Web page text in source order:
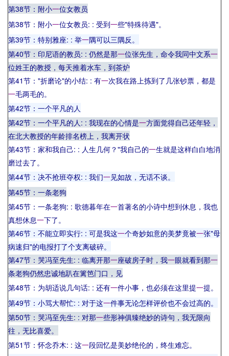
第38节：附小一位女教员
第38节：附小一位女教员: : 受到一些"特殊待遇"。
第39节：特别雅座: : 举一隅可以三隅反。
第40节：印尼语的教员: : 仍然是那一位张先生，命令我同中文系一
位姓王的教授，每天推着水车，到茶炉
第41节："折磨论"的小结: : 有一次我在路上拣到了几张钞票，都是
一毛两毛的。
第42节：一个平凡的人
第42节：一个平凡的人: : 我现在的心情是一方面觉得自己还年轻，
在北大教授的年龄排名榜上，我离开状
第43节：家和我自己: : 人生几何？"我自己的一生就是这样白白地消
磨过去了。
第44节：决不抢班夺权: : 我们一见如故，无话不谈。
第45节：一条老狗
第45节：一条老狗: : 歌德暮年在一首著名的小诗中想到休息，我也
真想休息一下了。
第46节：不能立即实行: : 可是我这一个奇妙如意的美梦竟被一张"母
病速归"的电报打了个支离破碎。
第47节：哭冯至先生: : 临离开那一座破房子时，我一眼就看到那一
条老狗仍然忠诚地趴在篱笆门口，见
第48节：为胡适说几句话: : 还有一件小事，也必须在这里提一提。
第49节：小骂大帮忙: : 对于这一件事无论怎样评价也不会过高的。
第50节：哭冯至先生: : 对那一些形神俱臻绝妙的诗句，我无限向
往，无比喜爱。
第51节：怀念乔木: : 这一段回忆是美妙绝伦的，终生难忘。